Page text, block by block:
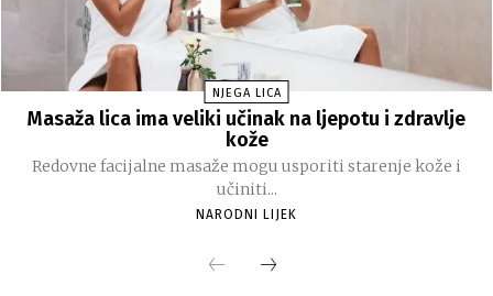
NJEGA LICA
Masaža lica ima veliki učinak na ljepotu i zdravlje
kože
Redovne facijalne masaže mogu usporiti starenje kože i
učiniti...
NARODNI LIJEK